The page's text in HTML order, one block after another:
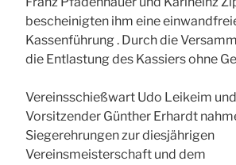
bescheinigten ihm eine
Kassenführung . Durch die
die Entlastung des Kassiers ohne
Vereinsschießwart Udo Leikeim
Vorsitzender Günther Erhardt
Siegerehrungen zur diesjährigen
Vereinsmeisterschaft und dem